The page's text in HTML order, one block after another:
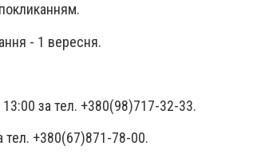
- 1 вересня.
за тел. +380(98)717-32-33.​
тел. +380(67)871-78-00.